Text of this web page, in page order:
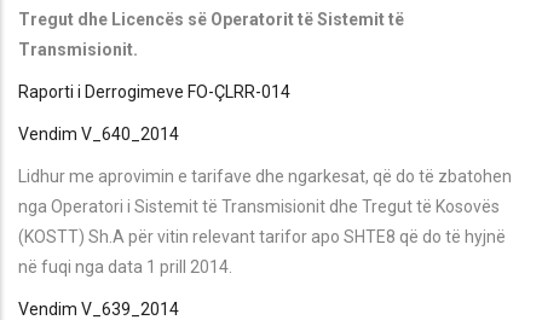
Tregut dhe Licencës së Operatorit të Sistemit të
Transmisionit.
Raporti i Derrogimeve FO-ÇLRR-014
Vendim V_640_2014
Lidhur me aprovimin e tarifave dhe ngarkesat, që do të zbatohen
nga Operatori i Sistemit të Transmisionit dhe Tregut të Kosovës
(KOSTT) Sh.A për vitin relevant tarifor apo SHTE8 që do të hyjnë
në fuqi nga data 1 prill 2014.
Vendim V_639_2014